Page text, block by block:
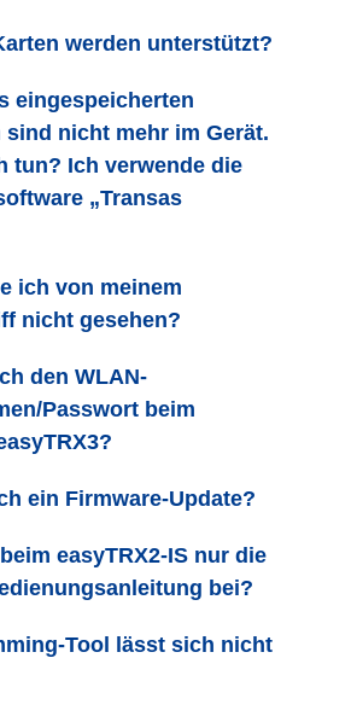
werden unterstützt?
eingespeicherten
nicht mehr im Gerät.
tun? Ich verwende die
„Transas
ich von meinem
nicht gesehen?
den WLAN-
Passwort beim
ein Firmware-Update?
easyTRX2-IS nur die
bei?
Tool lässt sich nicht